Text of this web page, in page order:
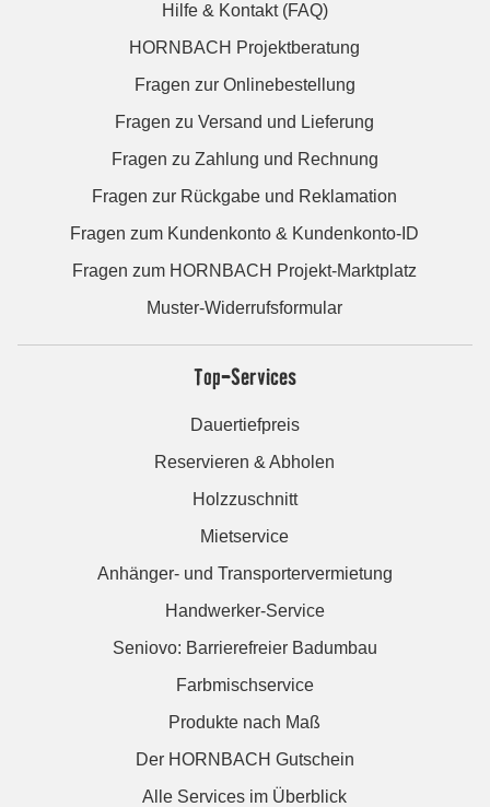
Hilfe & Kontakt (FAQ)
HORNBACH Projektberatung
Fragen zur Onlinebestellung
Fragen zu Versand und Lieferung
Fragen zu Zahlung und Rechnung
Fragen zur Rückgabe und Reklamation
Fragen zum Kundenkonto & Kundenkonto-ID
Fragen zum HORNBACH Projekt-Marktplatz
Muster-Widerrufsformular
Top-Services
Dauertiefpreis
Reservieren & Abholen
Holzzuschnitt
Mietservice
Anhänger- und Transportervermietung
Handwerker-Service
Seniovo: Barrierefreier Badumbau
Farbmischservice
Produkte nach Maß
Der HORNBACH Gutschein
Alle Services im Überblick